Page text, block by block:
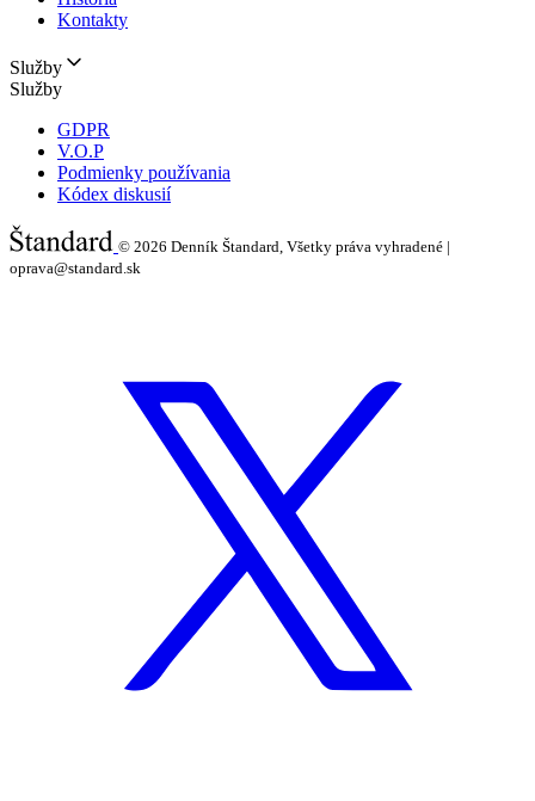
Kontakty
Služby
Služby
GDPR
V.O.P
Podmienky používania
Kódex diskusií
© 2026 Denník Štandard, Všetky práva vyhradené |
oprava@standard.sk